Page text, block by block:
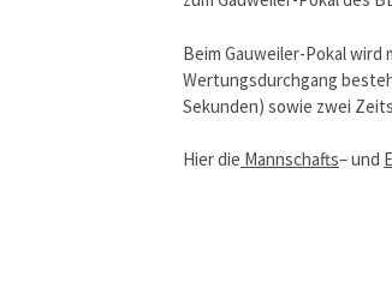
Beim Gauweiler-Pokal wird
Wertungsdurchgang
Sekunden) sowie zwei
Hier die Mannschafts– und